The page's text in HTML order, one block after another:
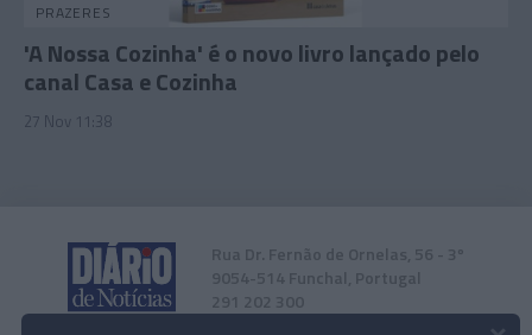
PRAZERES
'A Nossa Cozinha' é o novo livro lançado pelo
canal Casa e Cozinha
27 Nov 11:38
Rua Dr. Fernão de Ornelas, 56 - 3º
9054-514 Funchal, Portugal
291 202 300